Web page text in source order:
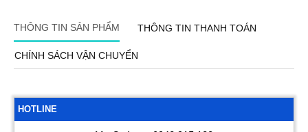
THÔNG TIN SẢN PHẨM THÔNG TIN THANH TOÁN
CHÍNH SÁCH VẬN CHUYỂN
HOTLINE